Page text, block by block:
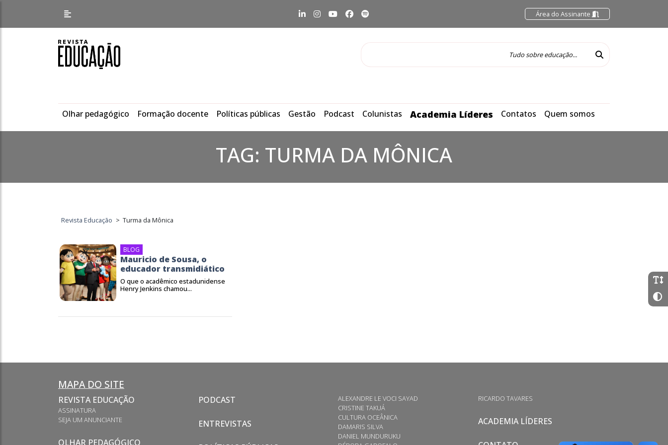
Área do Assinante
Olhar pedagógico Formação docente Políticas públicas Gestão Podcast Colunistas Academia Líderes Contatos Quem somos
TAG: TURMA DA MÔNICA
Revista Educação > Turma da Mônica
BLOG
Mauricio de Sousa, o
educador transmidiático
O que o acadêmico estadunidense
Henry Jenkins chamou...
MAPA DO SITE
REVISTA EDUCAÇÃO
ASSINATURA
SEJA UM ANUNCIANTE
OLHAR PEDAGÓGICO
PODCAST
ENTREVISTAS
ALEXANDRE LE VOCI SAYAD
CRISTINE TAKUÁ
CULTURA OCEÂNICA
DAMARIS SILVA
DANIEL MUNDURUKU
RICARDO TAVARES
ACADEMIA LÍDERES